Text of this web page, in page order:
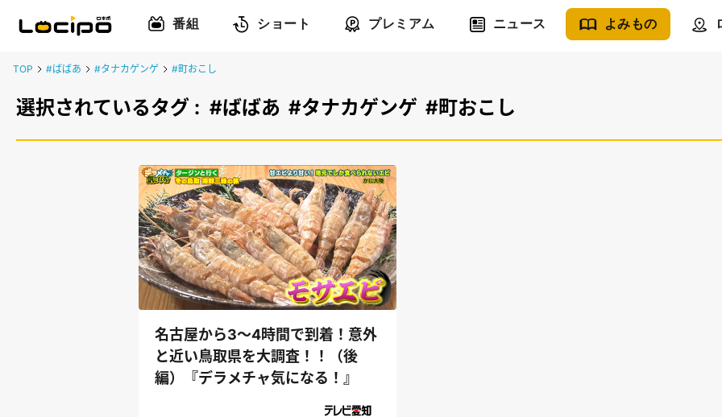
番組 ショート プレミアム ニュース よみもの
TOP #ばばあ #タナカゲンゲ #町おこし
選択されているタグ : #ばばあ #タナカゲンゲ #町おこし
名古屋から3～4時間で到着！意外
と近い鳥取県を大調査！！（後
編）『デラメチャ気になる！』